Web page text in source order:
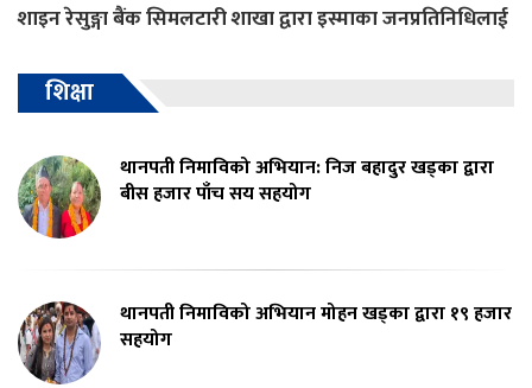
शाइन रेसुङ्गा बैंक सिमलटारी शाखा द्वारा इस्माका जनप्रतिनिधिलाई
शिक्षा
थानपती निमाविको अभियान: निज बहादुर खड्का द्वारा
बीस हजार पाँच सय सहयोग
थानपती निमाविको अभियान मोहन खड्का द्वारा १९ हजार
सहयोग